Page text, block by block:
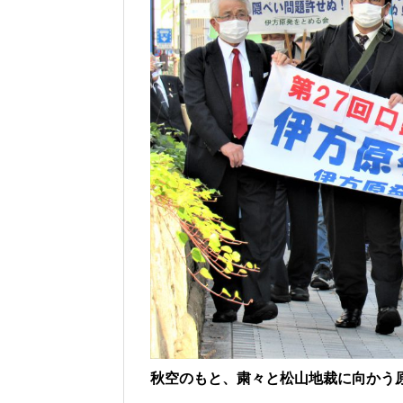
秋空のもと、粛々と松山地裁に向かう